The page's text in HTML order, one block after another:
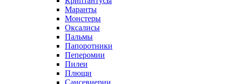
Маранты
Монстеры
Оксалисы
Пальмы
Папоротники
Пеперомии
Пилеи
Плющи
Сансевиерии